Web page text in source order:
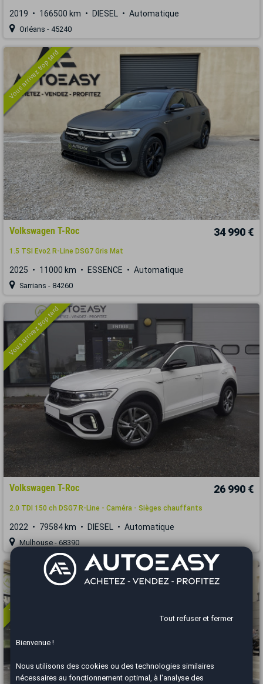
2019 166500 km DIESEL Automatique
Orléans - 45240
Vous arrivez trop tard
Volkswagen T-Roc 34 990 €
1.5 TSI Evo2 R-Line DSG7 Gris Mat
2025 11000 km ESSENCE Automatique
Sarrians - 84260
Vous arrivez trop tard
Volkswagen T-Roc 26 990 €
2.0 TDI 150 ch DSG7 R-Line - Caméra - Sièges chauffants
2022 79584 km DIESEL Automatique
Mulhouse - 68390
Vous arrivez trop tard
Tout refuser et fermer
Bienvenue !
Nous utilisons des cookies ou des technologies similaires
nécessaires au fonctionnement optimal, à l'analyse des